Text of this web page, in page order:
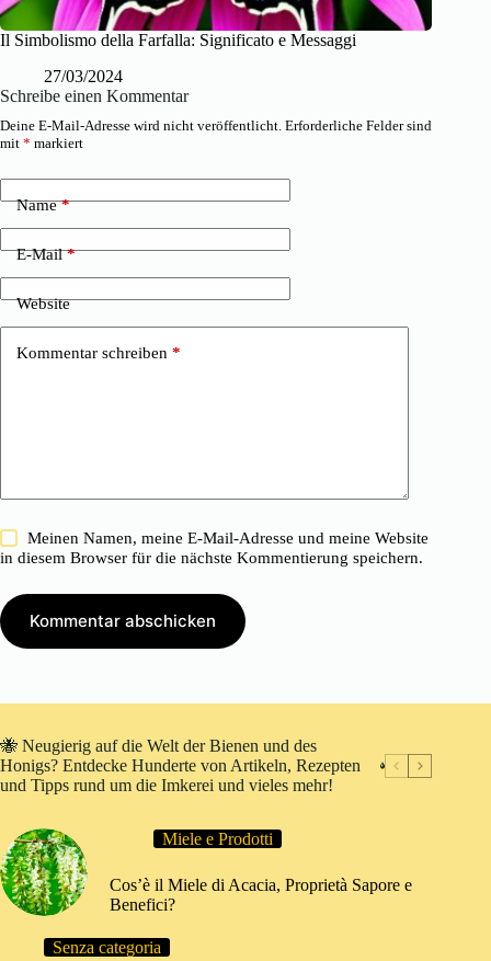
Il Simbolismo della Farfalla: Significato e Messaggi
27/03/2024
Schreibe einen Kommentar
Deine E-Mail-Adresse wird nicht veröffentlicht. Erforderliche Felder sind
mit * markiert
Name*
E-Mail*
Website
Kommentar schreiben *
Meinen Namen, meine E-Mail-Adresse und meine Website
in diesem Browser für die nächste Kommentierung speichern.
Kommentar abschicken
🐝 Neugierig auf die Welt der Bienen und des
Honigs? Entdecke Hunderte von Artikeln, Rezepten
und Tipps rund um die Imkerei und vieles mehr!
Miele e Prodotti
Cos’è il Miele di Acacia, Proprietà Sapore e
Benefici?
Senza categoria